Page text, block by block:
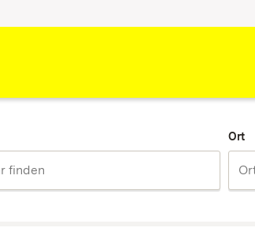
Ort